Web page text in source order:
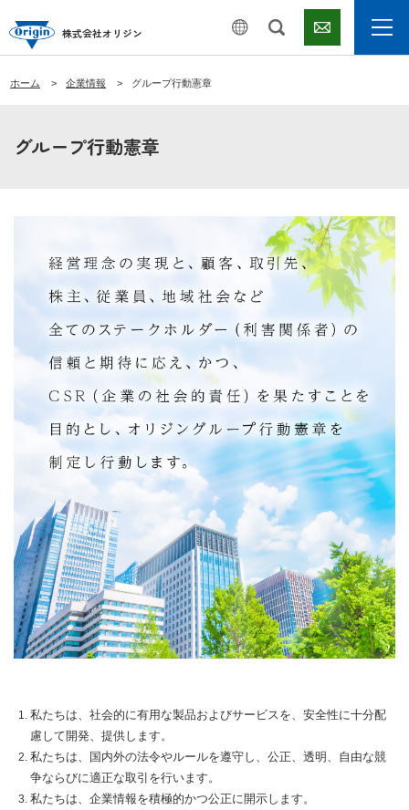
株式会社オリジン
ホーム 企業情報 グループ行動憲章
グループ行動憲章
私たちは、社会的に有用な製品およびサービスを、安全性に十分配
慮して開発、提供します。
私たちは、国内外の法令やルールを遵守し、公正、透明、自由な競
争ならびに適正な取引を行います。
私たちは、企業情報を積極的かつ公正に開示します。